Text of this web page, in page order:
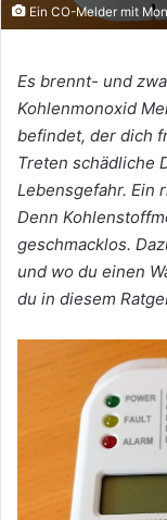
Ein CO-Melder mit
Es brennt- und
Kohlenmonoxid
befindet, der dich
Treten schädliche
Lebensgefahr. Ein
Denn
geschmacklos.
und wo du einen
du in diesem